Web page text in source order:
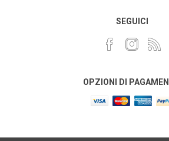
SEGUICI
OPZIONI DI